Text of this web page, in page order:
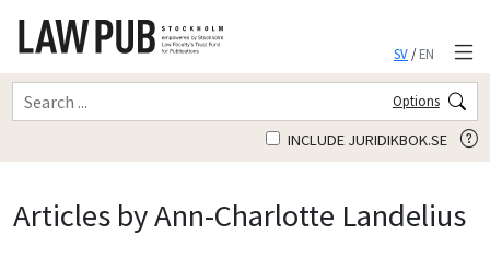
SV/EN
Options
INCLUDE JURIDIKBOK.SE
Articles by Ann-Charlotte Landelius